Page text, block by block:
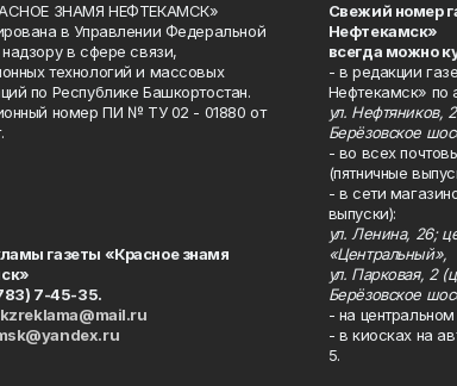
ЗНАМЯ НЕФТЕКАМСК»
в Управлении Федеральной
в сфере связи,
технологий и массовых
по Республике Башкортостан.
номер ПИ № ТУ 02 - 01880 от
газеты «Красное знамя
7-45-35.
kzreklama@mail.ru
Свежий номер
Нефтекамск»
всегда можно
- в редакции
Нефтекамск» по
ул. Нефтяников,
Берёзовское
- во всех
(пятничные
- в сети
выпуски):
ул. Ленина, 26;
«Центральный»,
ул. Парковая, 2
Берёзовское
- на
- в киосках на
5.